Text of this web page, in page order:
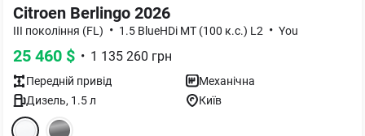
Citroen Berlingo 2026
III покоління (FL) • 1.5 BlueHDi МТ (100 к.с.) L2 • You
25 460 $ • 1 135 260 грн
Передній привід
Механічна
Дизель, 1.5л Київ